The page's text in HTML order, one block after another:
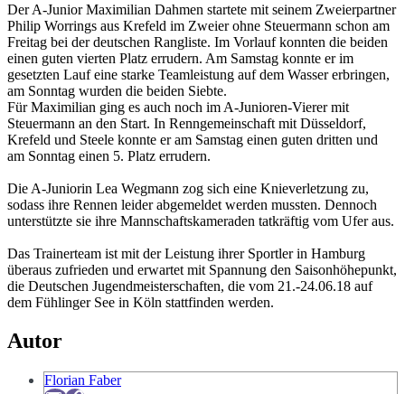
Der A-Junior Maximilian Dahmen startete mit seinem Zweierpartner
Philip Worrings aus Krefeld im Zweier ohne Steuermann schon am
Freitag bei der deutschen Rangliste. Im Vorlauf konnten die beiden
einen guten vierten Platz errudern. Am Samstag konnte er im
gesetzten Lauf eine starke Teamleistung auf dem Wasser erbringen,
am Sonntag wurden die beiden Siebte.
Für Maximilian ging es auch noch im A-Junioren-Vierer mit
Steuermann an den Start. In Renngemeinschaft mit Düsseldorf,
Krefeld und Steele konnte er am Samstag einen guten dritten und
am Sonntag einen 5. Platz errudern.
Die A-Juniorin Lea Wegmann zog sich eine Knieverletzung zu,
sodass ihre Rennen leider abgemeldet werden mussten. Dennoch
unterstützte sie ihre Mannschaftskameraden tatkräftig vom Ufer aus.
Das Trainerteam ist mit der Leistung ihrer Sportler in Hamburg
überaus zufrieden und erwartet mit Spannung den Saisonhöhepunkt,
die Deutschen Jugendmeisterschaften, die vom 21.-24.06.18 auf
dem Fühlinger See in Köln stattfinden werden.
Autor
Florian Faber